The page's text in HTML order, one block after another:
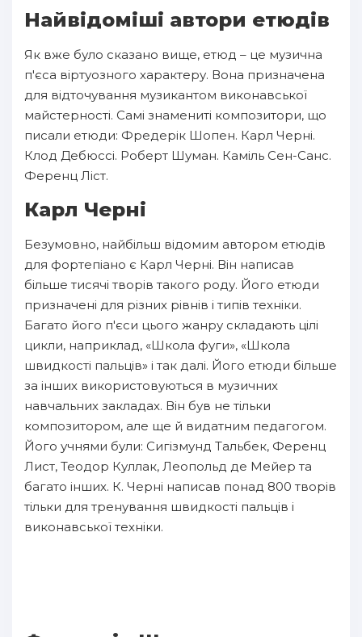
Найвідоміші автори етюдів
Як вже було сказано вище, етюд – це музична
п'єса віртуозного характеру. Вона призначена
для відточування музикантом виконавської
майстерності. Самі знамениті композитори, що
писали етюди: Фредерік Шопен. Карл Черні.
Клод Дебюссі. Роберт Шуман. Каміль Сен-Санс.
Ференц Ліст.
Карл Черні
Безумовно, найбільш відомим автором етюдів
для фортепіано є Карл Черні. Він написав
більше тисячі творів такого роду. Його етюди
призначені для різних рівнів і типів техніки.
Багато його п'єси цього жанру складають цілі
цикли, наприклад, «Школа фуги», «Школа
швидкості пальців» і так далі. Його етюди більше
за інших використовуються в музичних
навчальних закладах. Він був не тільки
композитором, але ще й видатним педагогом.
Його учнями були: Сигізмунд Тальбек, Ференц
Лист, Теодор Куллак, Леопольд де Мейер та
багато інших. К. Черні написав понад 800 творів
тільки для тренування швидкості пальців і
виконавської техніки.